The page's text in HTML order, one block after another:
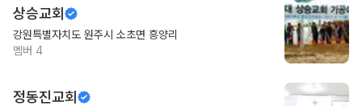
상승교회
강원특별자치도 원주시 소초면 흥양리
멤버 4
정동진교회